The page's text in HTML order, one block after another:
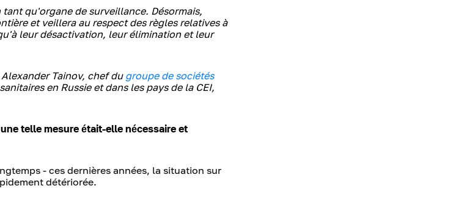
qu'organe de surveillance. Désormais,
et veillera au respect des règles relatives à
leur désactivation, leur élimination et leur
Tainov, chef du groupe de sociétés
en Russie et dans les pays de la CEI,
telle mesure était-elle nécessaire et
- ces dernières années, la situation sur
détériorée.